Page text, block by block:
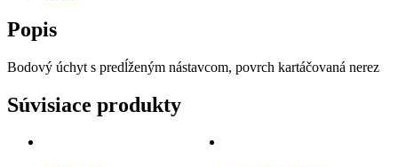
Popis
Bodový úchyt s predĺženým nástavcom, povrch kartáčovaná nerez
Súvisiace produkty